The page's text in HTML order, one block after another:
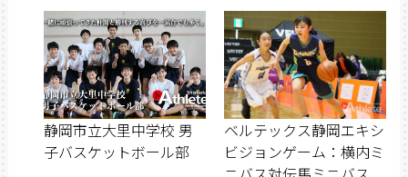
静岡市立大里中学校 男
子バスケットボール部
ベルテックス静岡エキシ
ビジョンゲーム：横内ミ